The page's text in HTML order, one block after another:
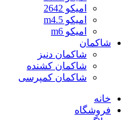
امیکو 2642
امیکو m4.5
امیکو m6
شاکمان
شاکمان دنیز
شاکمان کشنده
شاکمان کمپرسی
خانه
فروشگاه